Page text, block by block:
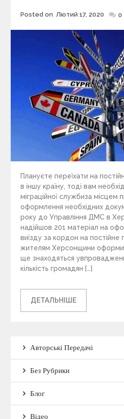
Posted on Лютий 17, 2020 0
Плануєте переїхати на
в іншу країну, тоді вам
міграційної службиза місцем
оформлення необхідних
року до Управління ДМС в
надійшов 201 матеріал на
виїзду за кордон на постійне
жителям Херсонщини
ще знаходяться
кількість громадян […]
ДЕТАЛЬНІШЕ
Авторські Передачі
Без Рубрики
Блог
Відео